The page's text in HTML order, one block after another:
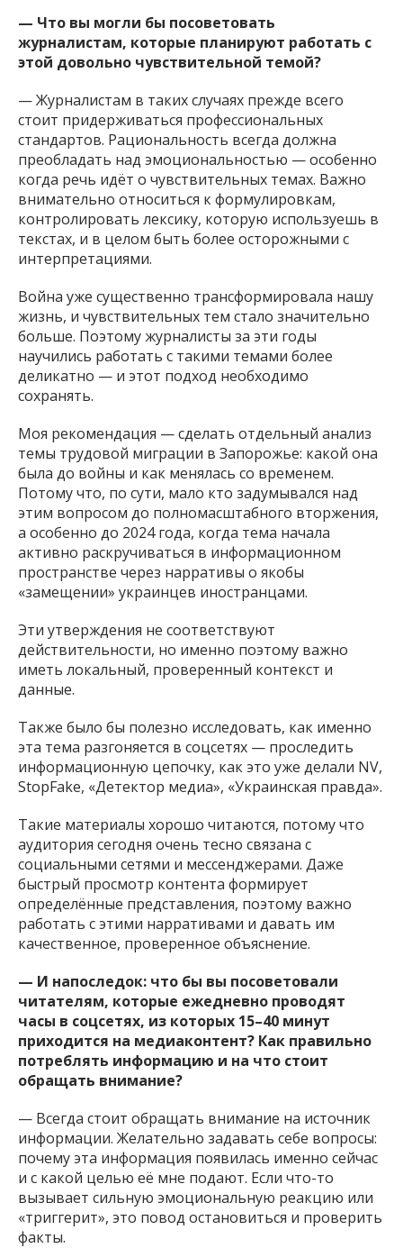
— Что вы могли бы посоветовать
журналистам, которые планируют работать с
этой довольно чувствительной темой?
— Журналистам в таких случаях прежде всего
стоит придерживаться профессиональных
стандартов. Рациональность всегда должна
преобладать над эмоциональностью — особенно
когда речь идёт о чувствительных темах. Важно
внимательно относиться к формулировкам,
контролировать лексику, которую используешь в
текстах, и в целом быть более осторожными с
интерпретациями.
Война уже существенно трансформировала нашу
жизнь, и чувствительных тем стало значительно
больше. Поэтому журналисты за эти годы
научились работать с такими темами более
деликатно — и этот подход необходимо
сохранять.
Моя рекомендация — сделать отдельный анализ
темы трудовой миграции в Запорожье: какой она
была до войны и как менялась со временем.
Потому что, по сути, мало кто задумывался над
этим вопросом до полномасштабного вторжения,
а особенно до 2024 года, когда тема начала
активно раскручиваться в информационном
пространстве через нарративы о якобы
«замещении» украинцев иностранцами.
Эти утверждения не соответствуют
действительности, но именно поэтому важно
иметь локальный, проверенный контекст и
данные.
Также было бы полезно исследовать, как именно
эта тема разгоняется в соцсетях — проследить
информационную цепочку, как это уже делали NV,
StopFake, «Детектор медиа», «Украинская правда».
Такие материалы хорошо читаются, потому что
аудитория сегодня очень тесно связана с
социальными сетями и мессенджерами. Даже
быстрый просмотр контента формирует
определённые представления, поэтому важно
работать с этими нарративами и давать им
качественное, проверенное объяснение.
— И напоследок: что бы вы посоветовали
читателям, которые ежедневно проводят
часы в соцсетях, из которых 15–40 минут
приходится на медиаконтент? Как правильно
потреблять информацию и на что стоит
обращать внимание?
— Всегда стоит обращать внимание на источник
информации. Желательно задавать себе вопросы:
почему эта информация появилась именно сейчас
и с какой целью её мне подают. Если что-то
вызывает сильную эмоциональную реакцию или
«триггерит», это повод остановиться и проверить
факты.